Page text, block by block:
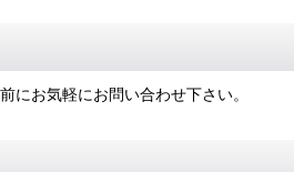
にお気軽にお問い合わせ下さい。